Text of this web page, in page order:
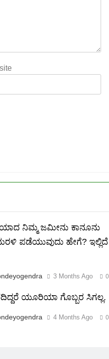
ನಿಮ್ಮ ಜಮೀನು ಕಾನೂನು
ಪಡೆಯುವುದು ಹೇಗೆ? ಇಲ್ಲಿದೆ
3 Months Ago 0
ಯೂರಿಯಾ ಗೊಬ್ಬರ ಸಿಗಲ್ಲ.
4 Months Ago 0